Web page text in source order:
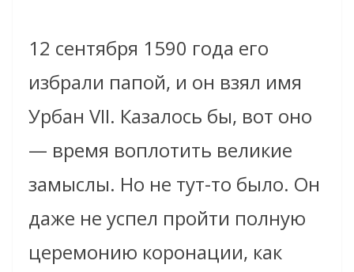
12 сентября 1590 года его
избрали папой, и он взял имя
Урбан VII. Казалось бы, вот оно
— время воплотить великие
замыслы. Но не тут-то было. Он
даже не успел пройти полную
церемонию коронации, как